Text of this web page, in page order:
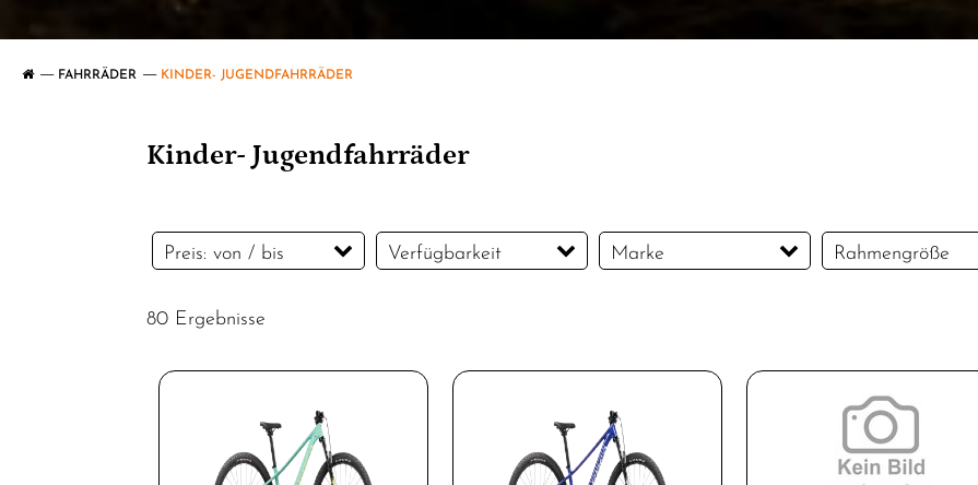
FAHRRÄDER KINDER- JUGENDFAHRRÄDER
Kinder- Jugendfahrräder
Preis: von / bis
EUR
Verfügbarkeit Marke Rahmengröße
80 Ergebnisse